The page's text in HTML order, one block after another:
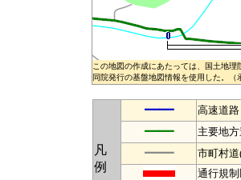
この地図の作成にあたっては、国土地理
同院発行の基盤地図情報を使用した。
凡
例
━━ 高速道路
━━
主要地
━━
市町村
通行規制